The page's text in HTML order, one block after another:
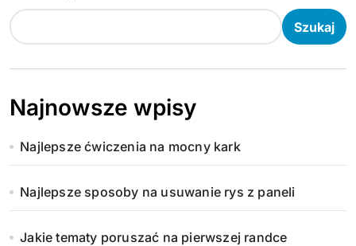
Szukaj
Najnowsze wpisy
Najlepsze ćwiczenia na mocny kark
Najlepsze sposoby na usuwanie rys z paneli
Jakie tematy poruszać na pierwszej randce